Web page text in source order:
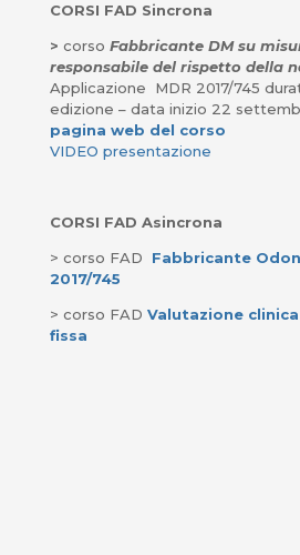
CORSI FAD Sincrona
> corso Fabbricante DM su
responsabile del rispetto della
Applicazione MDR 2017/745
edizione – data inizio 22
pagina web del corso
VIDEO presentazione
CORSI FAD Asincrona
> corso FAD Fabbricante
2017/745
> corso FAD Valutazione
fissa